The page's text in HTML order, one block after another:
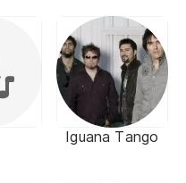
Iguana Tango